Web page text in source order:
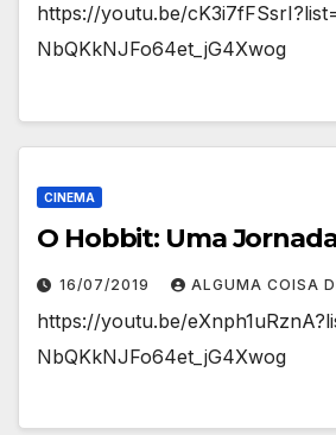
https://youtu.be/
NbQKkNJFo64et_jG4Xwog
CINEMA
O Hobbit: Uma
16/07/2019 ALGUMA COISA
https://youtu.be/
NbQKkNJFo64et_jG4Xwog